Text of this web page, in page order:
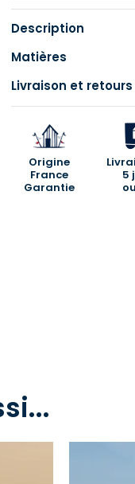
Description
Matières
Livraison et retours
Origine
France
Garantie
5